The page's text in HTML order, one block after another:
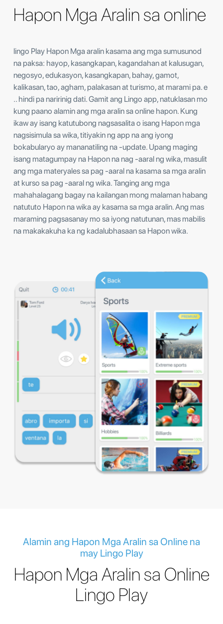
Hapon Mga Aralin sa online
lingo Play Hapon Mga aralin kasama ang mga sumusunod
na paksa: hayop, kasangkapan, kagandahan at kalusugan,
negosyo, edukasyon, kasangkapan, bahay, gamot,
kalikasan, tao, agham, palakasan at turismo, at marami pa. e
.. hindi pa naririnig dati. Gamit ang Lingo app, natuklasan mo
kung paano alamin ang mga aralin sa online hapon. Kung
ikaw ay isang katutubong nagsasalita o isang Hapon mga
nagsisimula sa wika, titiyakin ng app na ang iyong
bokabularyo ay mananatiling na -update. Upang maging
isang matagumpay na Hapon na nag -aaral ng wika, masulit
ang mga materyales sa pag -aaral na kasama sa mga aralin
at kurso sa pag -aaral ng wika. Tanging ang mga
mahahalagang bagay na kailangan mong malaman habang
natututo Hapon na wika ay kasama sa mga aralin. Ang mas
maraming pagsasanay mo sa iyong natutunan, mas mabilis
na makakakuha ka ng kadalubhasaan sa Hapon wika.
Alamin ang Hapon Mga Aralin sa Online na
may Lingo Play
Hapon Mga Aralin sa Online
Lingo Play